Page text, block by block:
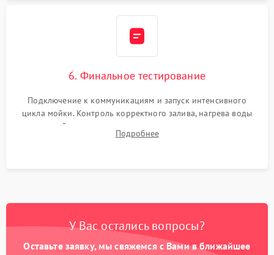
6. Финальное тестирование
Подключение к коммуникациям и запуск интенсивного
цикла мойки. Контроль корректного залива, нагрева воды
до нужной температуры, отсутствия посторонних шумов,
штатного слива и абсолютной сухости в поддоне.
Подробнее
У Вас остались вопросы?
Оставьте заявку, мы свяжемся с Вами в ближайшее